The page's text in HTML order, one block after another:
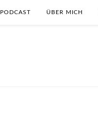
PODCAST ÜBER MICH